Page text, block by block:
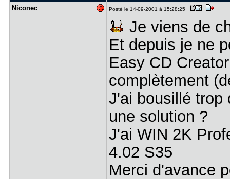
Niconec Posté le 14-09-2001 à 15:28:25
Je viens de
Et depuis je ne
Easy CD
complètement
J'ai bousillé trop
une solution ?
J'ai WIN 2K
4.02 S35
Merci d'avance